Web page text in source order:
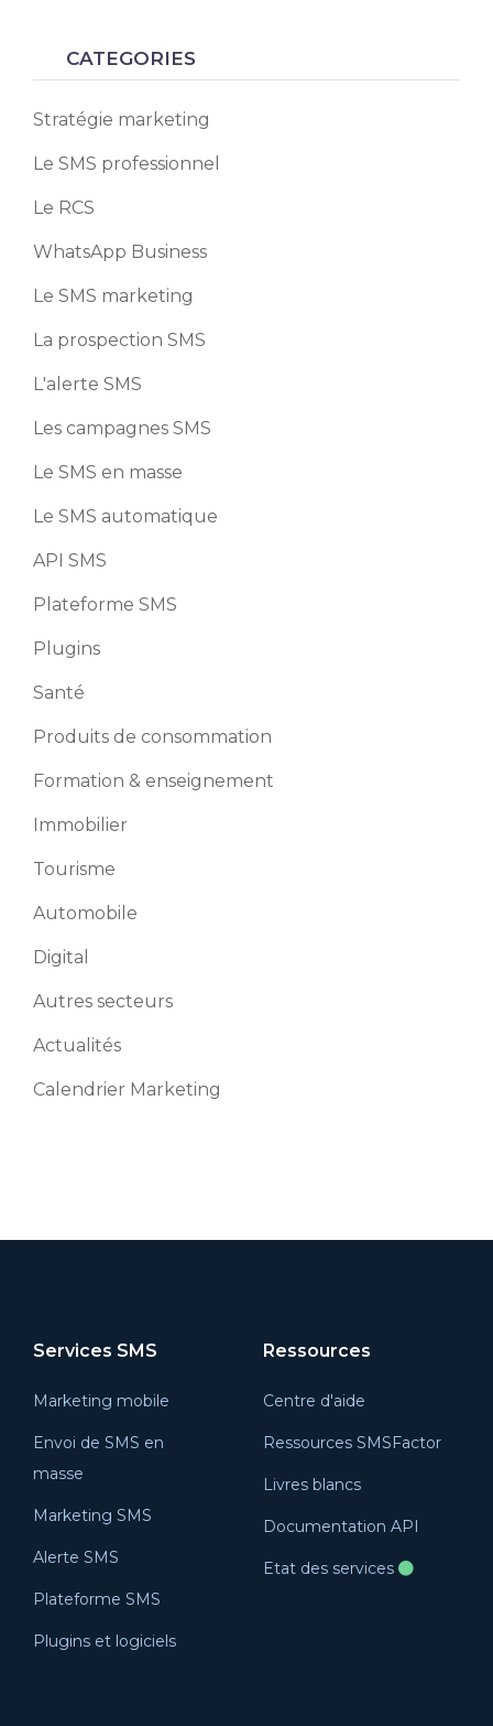
CATEGORIES
Stratégie marketing
Le SMS professionnel
Le RCS
WhatsApp Business
Le SMS marketing
La prospection SMS
L'alerte SMS
Les campagnes SMS
Le SMS en masse
Le SMS automatique
API SMS
Plateforme SMS
Plugins
Santé
Produits de consommation
Formation & enseignement
Immobilier
Tourisme
Automobile
Digital
Autres secteurs
Actualités
Calendrier Marketing
Services SMS
Marketing mobile
Envoi de SMS en
masse
Marketing SMS
Alerte SMS
Plateforme SMS
Plugins et logiciels
Ressources
Centre d'aide
Ressources SMSFactor
Livres blancs
Documentation API
Etat des services